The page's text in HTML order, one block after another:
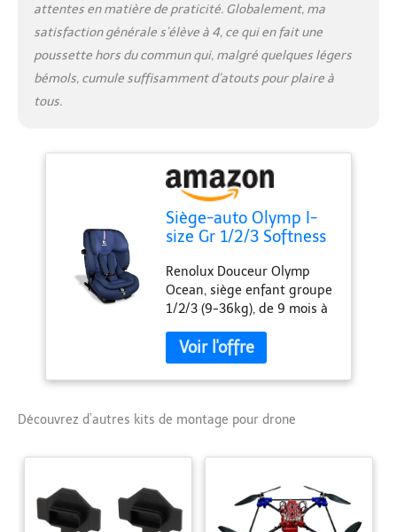
attentes en matière de praticité. Globalement, ma
satisfaction générale s’élève à 4, ce qui en fait une
poussette hors du commun qui, malgré quelques légers
bémols, cumule suffisamment d’atouts pour plaire à
tous.
Siège-auto Olymp I-
size Gr 1/2/3 Softness
Renolux Douceur Olymp
Ocean, siège enfant groupe
1/2/3 (9-36kg), de 9 mois à
INFANT_TODDLER_CAR_SEAT
Rénolux Couleur: Bleu
Découvrez d’autres kits de montage pour drone